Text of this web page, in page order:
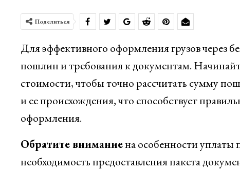
Поделиться
Для эффективного оформления грузов через
пошлин и требования к документам.
стоимости, чтобы точно рассчитать сумму
и ее происхождения, что способствует
оформления.
Обратите вниманиена особенности уплаты
необходимость предоставления пакета